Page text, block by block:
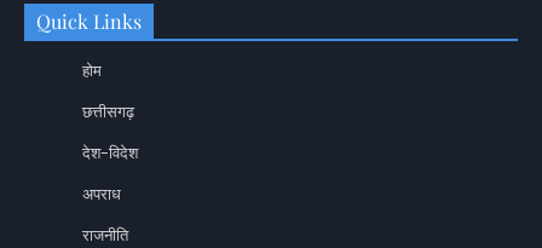
Quick Links
होम
छत्तीसगढ़
देश-विदेश
अपराध
राजनीति